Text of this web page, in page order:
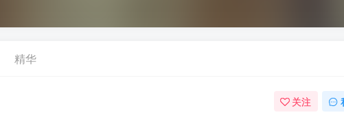
精华
关注